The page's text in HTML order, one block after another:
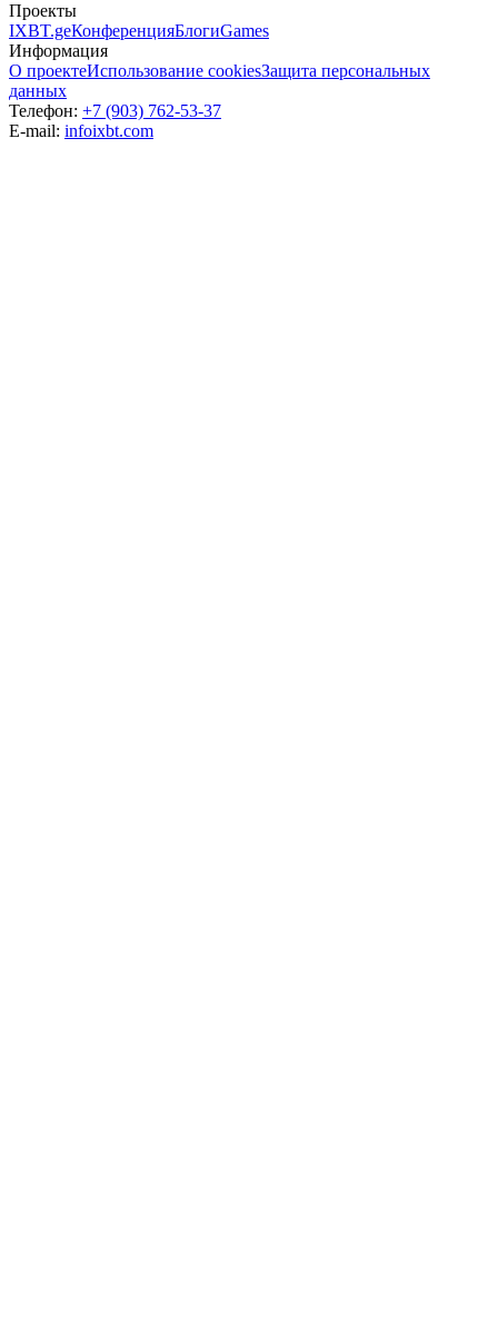
Проекты
IXBT.geКонференцияБлогиGames
Информация
О проектеИспользование cookiesЗащита персональных
данных
Телефон: +7 (903) 762-53-37
E-mail: infoixbt.com